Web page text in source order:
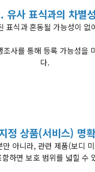
유사 표식과의 차별성
표식과 혼동될 가능성이 없
조사를 통해 등록 가능성을
다.
정 상품(서비스) 명
아니라, 관련 제품(보디
하면 보호 범위를 넓힐 수